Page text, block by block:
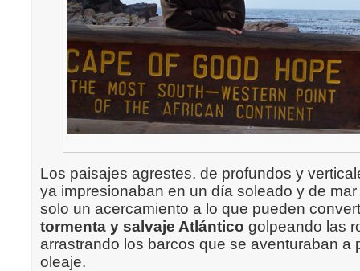
Los paisajes agrestes, de profundos y
ya impresionaban en un día soleado y de
solo un acercamiento a lo que pueden
tormenta y salvaje Atlántico golpeando las
arrastrando los barcos que se aventuraban a
oleaje.